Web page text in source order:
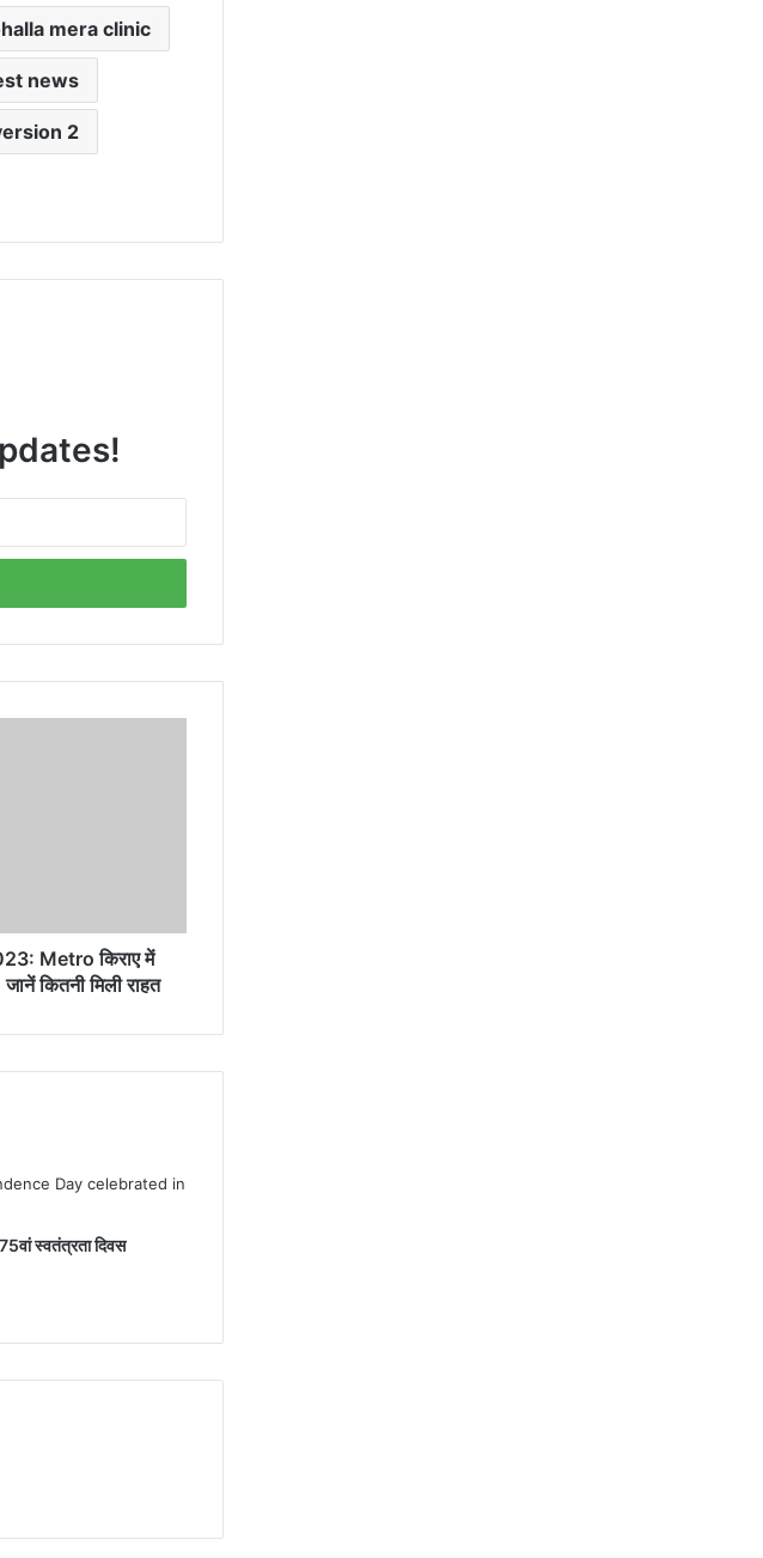
mera clinic
news
2
Metro किराए में
कितनी मिली राहत
स्वतंत्रता दिवस